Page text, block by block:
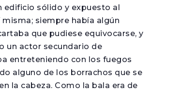
edificio sólido y expuesto al
siempre había algún
que pudiese equivocarse, y
un actor secundario de
entreteniendo con los fuegos
alguno de los borrachos que se
la cabeza. Como la bala era de